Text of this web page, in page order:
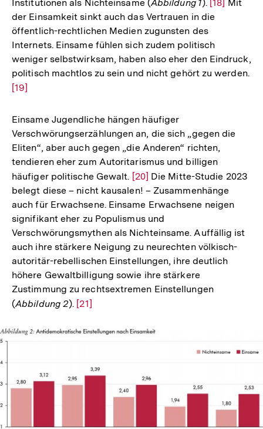
Institutionen als Nichteinsame (Abbildung 1). Zur
Auflösung
Fußnote
[18] Mit
der Einsamkeit sinkt auch das Vertrauen in die
öffentlich-rechtlichen Medien zugunsten des
Internets. Einsame fühlen sich zudem politisch
weniger selbstwirksam, haben also eher den Eindruck,
politisch machtlos zu sein und nicht gehört zu werden.
Zur
der
Fußnote
[19]
Einsame Jugendliche hängen häufiger
Verschwörungserzählungen an, die sich „gegen die
Eliten“, aber auch gegen „die Anderen“ richten,
tendieren eher zum Autoritarismus und billigen
häufiger politische Gewalt. Zur
Auflösung
der
Fußnote
[20] Die Mitte-Studie 2023
belegt diese – nicht kausalen! – Zusammenhänge
auch für Erwachsene. Einsame Erwachsene neigen
signifikant eher zu Populismus und
Verschwörungsmythen als Nichteinsame. Auffällig ist
auch ihre stärkere Neigung zu neurechten völkisch-
autoritär-rebellischen Einstellungen, ihre deutlich
höhere Gewaltbilligung sowie ihre stärkere
Zustimmung zu rechtsextremen Einstellungen
(Abbildung 2). Zur
der
[21]